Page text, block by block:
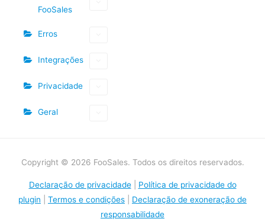
FooSales
Erros
Integrações
Privacidade
Geral
Copyright © 2026 FooSales. Todos os direitos reservados.
Declaração de privacidade| Política de privacidade do
plugin
Termos e condições
Declaração de exoneração de
responsabilidade